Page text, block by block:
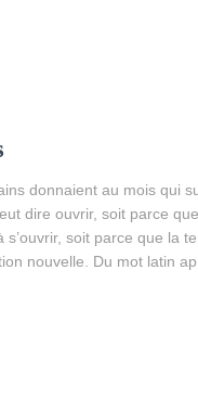
donnaient au mois qui
dire ouvrir, soit parce
soit parce que la
nouvelle. Du mot latin